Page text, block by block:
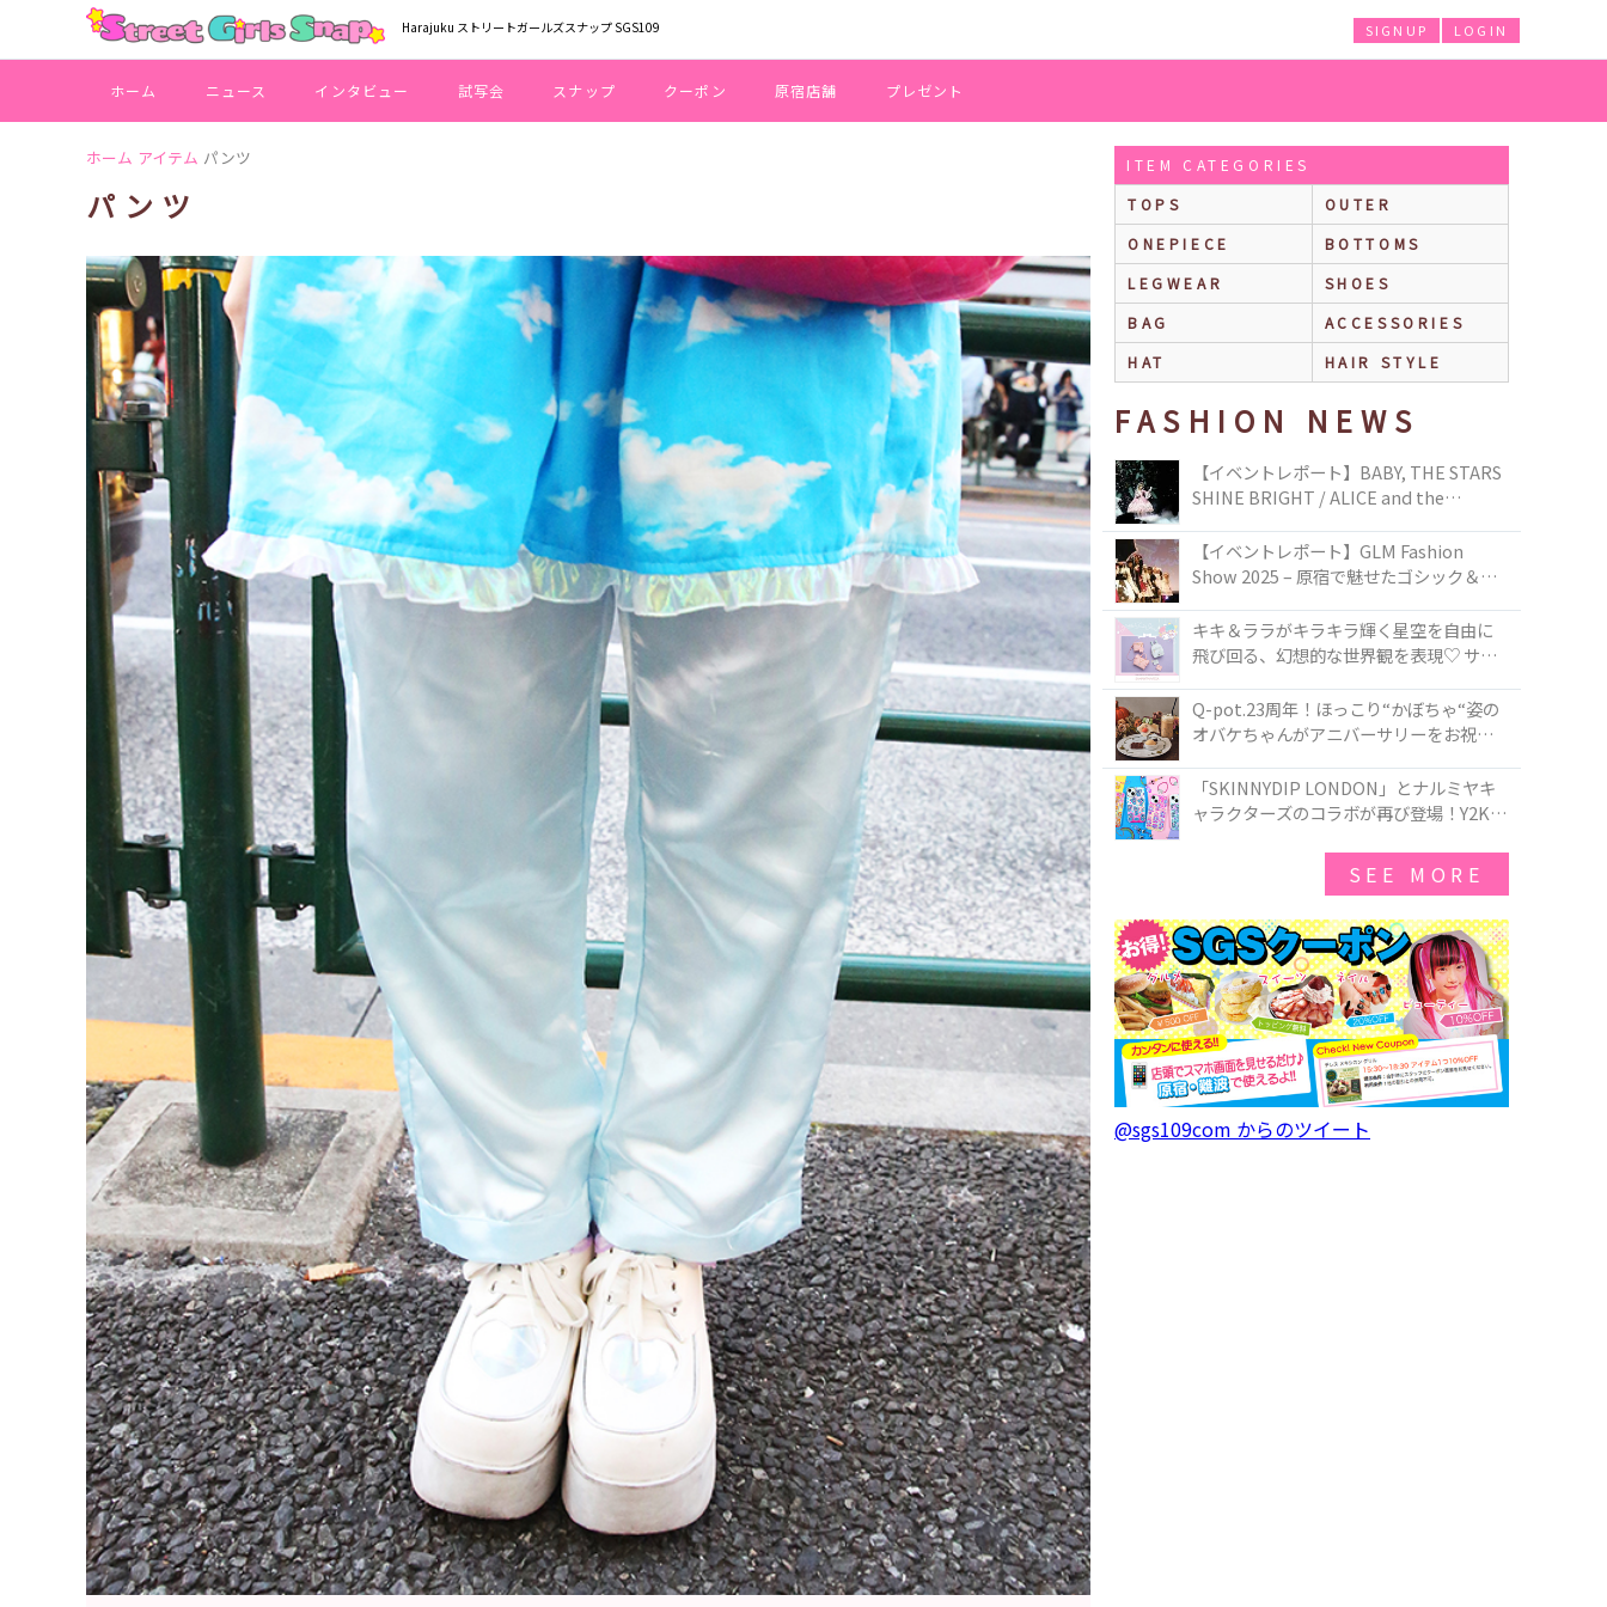
Harajuku ストリートガールズスナップ SGS109 LOGIN
SIGNUP
ホーム ニュース インタビュー 試写会 スナップ クーポン 原宿店舗 プレゼント
ホーム アイテム パンツ
パンツ
ITEM CATEGORIES
TOPS
OUTER
ONEPIECE
BOTTOMS
LEGWEAR
SHOES
BAG
ACCESSORIES
HAT
HAIR STYLE
FASHION NEWS
【イベントレポート】BABY, THE STARS
SHINE BRIGHT / ALICE and the
TOKYO
【イベントレポート】GLM Fashion
Show 2025 – 原宿で魅せたゴシック＆ロ
キキ＆ララがキラキラ輝く星空を自由に
飛び回る、幻想的な世界観を表現♡ サマ
50周年アニバーサリーイヤー』を記念し
たコレクションが登場
Q-pot.23周年！ほっこり“かぼちゃ“姿の
オバケちゃんがアニバーサリーをお祝い
ー」が新発売！Q-pot CAFE.では「かぼち
ゃのオバケーキプレート」も登場
「SKINNYDIP LONDON」とナルミヤキ
ャラクターズのコラボが再び登場！Y2Kム
SEE MORE
@sgs109com からのツイート